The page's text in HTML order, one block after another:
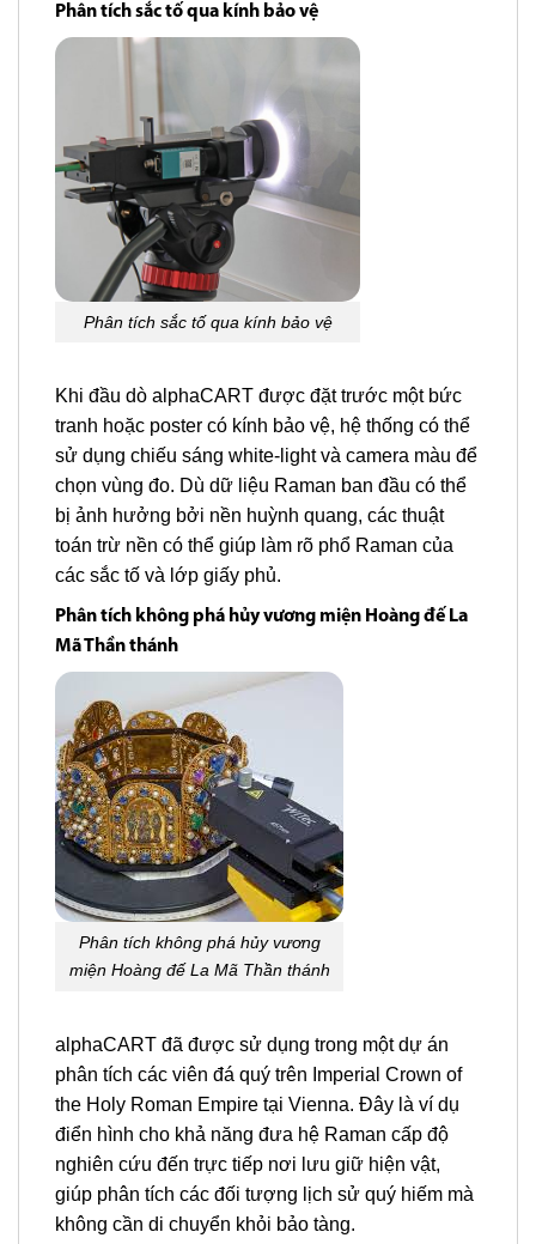
Phân tích sắc tố qua kính bảo vệ
Phân tích sắc tố qua kính bảo vệ
Khi đầu dò alphaCART được đặt trước một bức
tranh hoặc poster có kính bảo vệ, hệ thống có thể
sử dụng chiếu sáng white-light và camera màu để
chọn vùng đo. Dù dữ liệu Raman ban đầu có thể
bị ảnh hưởng bởi nền huỳnh quang, các thuật
toán trừ nền có thể giúp làm rõ phổ Raman của
các sắc tố và lớp giấy phủ.
Phân tích không phá hủy vương miện Hoàng đế La
Mã Thần thánh
Phân tích không phá hủy vương
miện Hoàng đế La Mã Thần thánh
alphaCART đã được sử dụng trong một dự án
phân tích các viên đá quý trên Imperial Crown of
the Holy Roman Empire tại Vienna. Đây là ví dụ
điển hình cho khả năng đưa hệ Raman cấp độ
nghiên cứu đến trực tiếp nơi lưu giữ hiện vật,
giúp phân tích các đối tượng lịch sử quý hiếm mà
không cần di chuyển khỏi bảo tàng.